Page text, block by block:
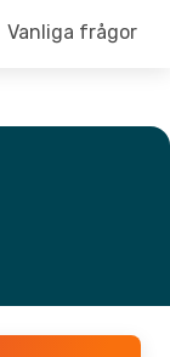
Vanliga frågor